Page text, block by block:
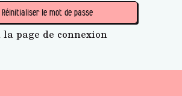
Réinitialiser le mot de passe
page de connexion